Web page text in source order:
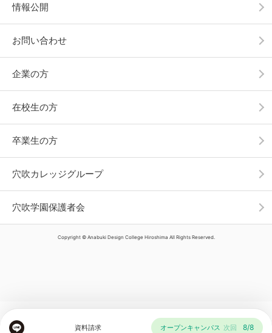
情報公開
お問い合わせ
企業の方
在校生の方
卒業生の方
穴吹カレッジグループ
穴吹学園保護者会
資料請求 オープンキャンパス 次回 8/8
Copyright © Anabuki Design College Hiroshima All Rights Reserved.